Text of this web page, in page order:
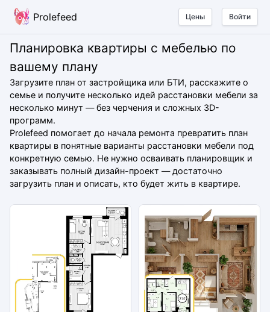
Prolefeed Цены Войти
Планировка квартиры с мебелью по
вашему плану
Загрузите план от застройщика или БТИ, расскажите о
семье и получите несколько идей расстановки мебели за
несколько минут — без черчения и сложных 3D-
программ.
Prolefeed помогает до начала ремонта превратить план
квартиры в понятные варианты расстановки мебели под
конкретную семью. Не нужно осваивать планировщик и
заказывать полный дизайн-проект — достаточно
загрузить план и описать, кто будет жить в квартире.